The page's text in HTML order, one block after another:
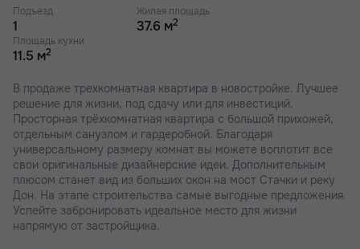
Подъезд
1
Жилая площадь
37.6 м2
Площадь кухни
11.5 м2
В продаже трехкомнатная квартира в новостройке. Лучшее
решение для жизни, под сдачу или для инвестиций.
Просторная трёхкомнатная квартира с большой прихожей,
отдельным санузлом и гардеробной. Благодаря
универсальному размеру комнат вы можете воплотит все
свои оригинальные дизайнерские идеи. Дополнительным
плюсом станет вид из больших окон на мост Стачки и реку
Дон. На этапе строительства самые выгодные предложения.
Успейте забронировать идеальное место для жизни
напрямую от застройщика.